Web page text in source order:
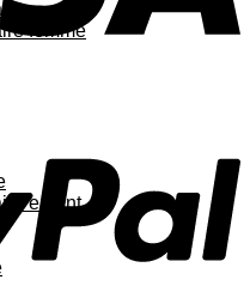
femme
enfant